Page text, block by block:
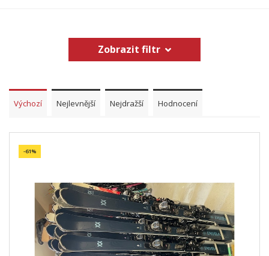
Zobrazit filtr
Výchozí Nejlevnější Nejdražší Hodnocení
-61%